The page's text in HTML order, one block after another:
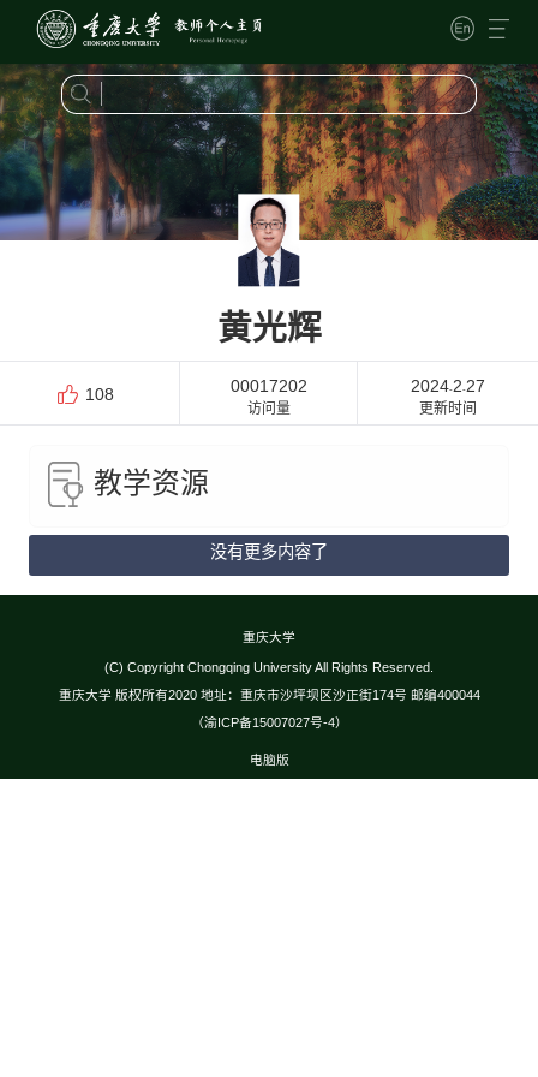
黄光辉
108 00017202
访问量
2024-2-27
更新时间
教学资源
没有更多内容了
重庆大学
(C) Copyright Chongqing University All Rights Reserved.
重庆大学 版权所有2020 地址：重庆市沙坪坝区沙正街174号 邮编400044
（渝ICP备15007027号-4）
电脑版